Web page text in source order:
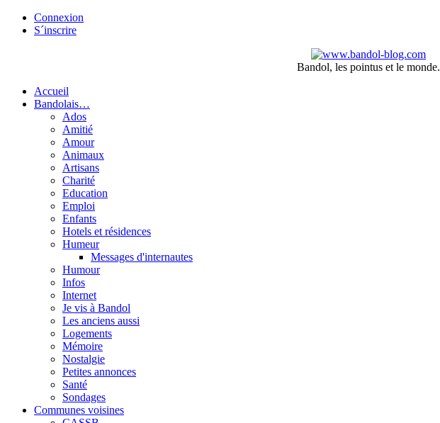
Connexion
S´inscrire
Bandol, les pointus et le monde.
Accueil
Bandolais…
Ados
Amitié
Amour
Animaux
Artisans
Charité
Education
Emploi
Enfants
Hotels et résidences
Humeur
Messages d'internautes
Humour
Infos
Internet
Je vis à Bandol
Les anciens aussi
Logements
Mémoire
Nostalgie
Petites annonces
Santé
Sondages
Communes voisines